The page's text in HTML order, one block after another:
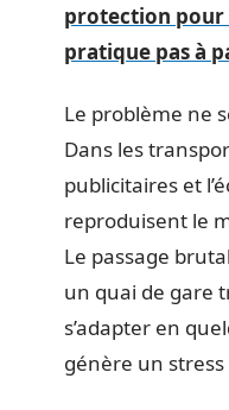
protection pour
pratique pas à
Le problème ne
Dans les
publicitaires et
reproduisent le
Le passage
un quai de gare
s’adapter en
génère un